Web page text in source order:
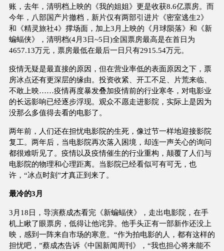
账，去年，清明档上映的《我的姐姐》更是收获8.6亿票房。而
今年，八部国产片撤档，新片仅有两部引进片《密室逃生2》
和《精灵旅社4》撑场面，加上3月上映的《月球陨落》和《新
蝙蝠侠》，清明档(4月3日~5日)全国票房最高是在首日为
4657.13万元，票房最低在最后一日只有2915.54万元。
疫情无疑是最直接的原因，但在营业率低的表面原因之下，票
房冰点还有更深层的缘由。投资收紧、开工不足、片荒来临、
不敢上映……疫情再度暴发叠加疫情前的行业寒冬，对电影业
的长远影响已经逐步浮现。观众不愿走进影院，实际上是因为
没那么多值得去看的电影了。
两年前，人们还在担忧电影院的生死，像过节一样地迎接影院
复工。两年后，当电影院再次落入困境，却连一声关心的询问
都很难听见了。疫情以及疫情催生的行业重构，颠覆了人们与
电影院的物理和心理距离。当影院已经看似可有可无，也
许，“冰点时刻”才真正到来了。
最冷的3月
3月18日，导演蔡成杰看完《新蝙蝠侠》，走出电影院，在手
机上瞅了眼票房，低得让他诧异。他手头正有一部新作还没上
映，感到一阵来自市场的寒意。“作为拍电影的人，都有这样的
担忧吧，”蔡成杰告诉《中国新闻周刊》，“我也担心将来能不